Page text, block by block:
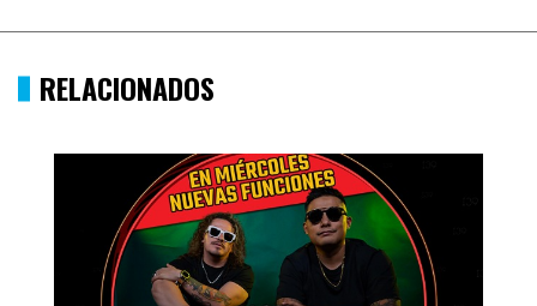
RELACIONADOS